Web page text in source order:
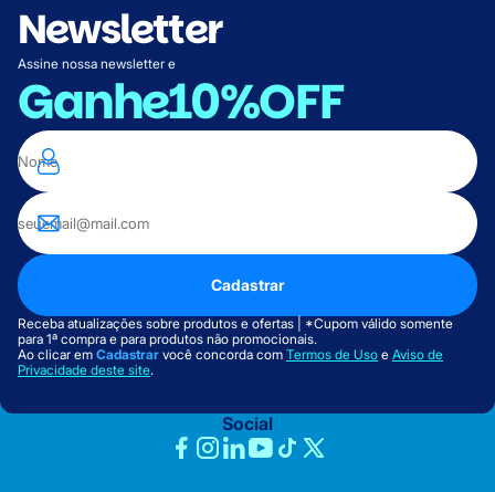
Newsletter
Assine nossa newsletter e
Ganhe10%OFF
Cadastrar
Receba atualizações sobre produtos e ofertas | *Cupom válido somente
para 1ª compra e para produtos não promocionais.
Ao clicar em Cadastrar você concorda com Termos de Uso e Aviso de
Privacidade deste site.
Social